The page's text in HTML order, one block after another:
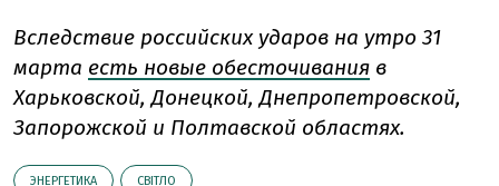
Вследствие российских ударов на утро 31
марта есть новые обесточивания в
Харьковской, Донецкой, Днепропетровской,
Запорожской и Полтавской областях.
ЭНЕРГЕТИКА СВІТЛО